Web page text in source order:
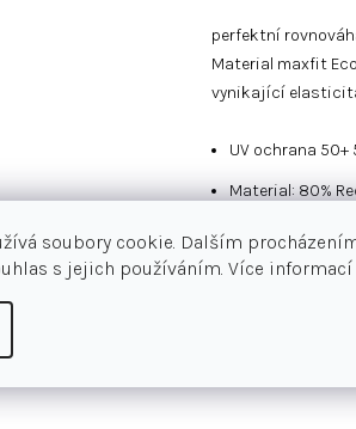
soubory cookie. Dalším
s jejich používáním. Více informací
perfektní
Material maxfit
vynikající
UV ochrana 50+
Material: 80%
4-way stretch